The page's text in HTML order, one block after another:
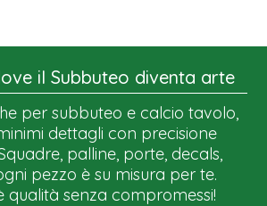
il Subbuteo diventa arte
per subbuteo e calcio tavolo,
dettagli con precisione
palline, porte, decals,
pezzo è su misura per te.
qualità senza compromessi!